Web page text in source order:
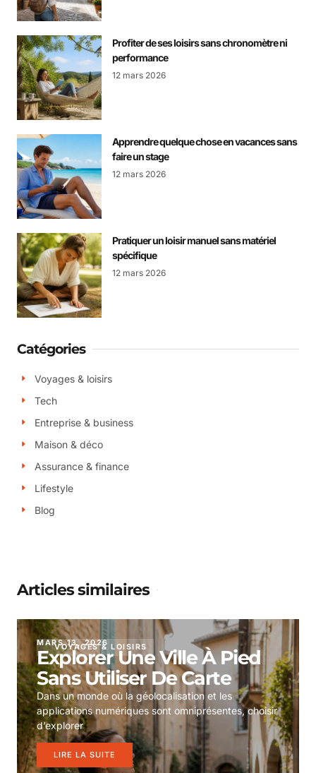
Profiter de ses loisirs sans chronomètre ni
performance
12 mars 2026
Apprendre quelque chose en vacances sans
faire un stage
12 mars 2026
Pratiquer un loisir manuel sans matériel
spécifique
12 mars 2026
Catégories
Voyages & loisirs
Tech
Entreprise & business
Maison & déco
Assurance & finance
Lifestyle
Blog
Articles similaires
VOYAGES & LOISIRS
MARS 13, 2026
Explorer Une Ville À Pied
Sans Utiliser De Carte
Dans un monde où la géolocalisation et les
applications numériques sont omniprésentes, choisir
d’explorer
LIRE LA SUITE